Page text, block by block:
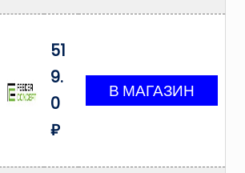
51
9.
0
₽